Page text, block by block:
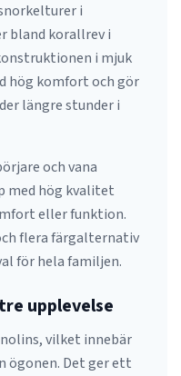
i
bland korallrev i
i mjuk
hög komfort och gör
längre stunder i
och vana
med hög kvalitet
eller funktion.
flera färgalternativ
för hela familjen.
upplevelse
vilket innebär
ögonen. Det ger ett